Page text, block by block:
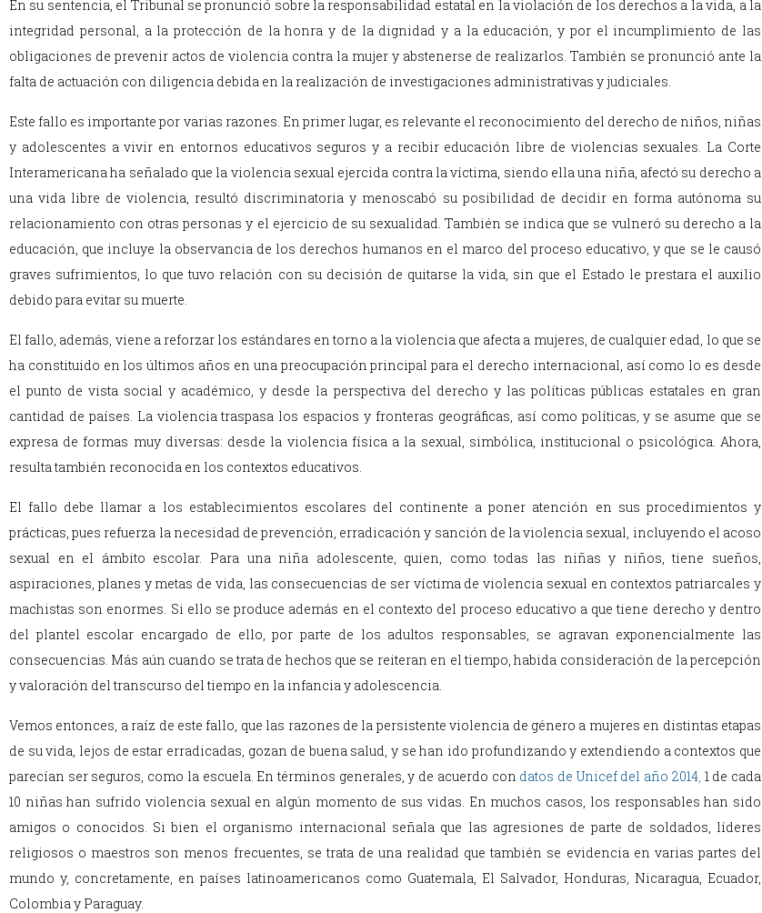
En su sentencia, el Tribunal se pronunció sobre la responsabilidad estatal en la violación de los derechos a la vida, a la
integridad personal, a la protección de la honra y de la dignidad y a la educación, y por el incumplimiento de las
obligaciones de prevenir actos de violencia contra la mujer y abstenerse de realizarlos. También se pronunció ante la
falta de actuación con diligencia debida en la realización de investigaciones administrativas y judiciales.
Este fallo es importante por varias razones. En primer lugar, es relevante el reconocimiento del derecho de niños, niñas
y adolescentes a vivir en entornos educativos seguros y a recibir educación libre de violencias sexuales. La Corte
Interamericana ha señalado que la violencia sexual ejercida contra la víctima, siendo ella una niña, afectó su derecho a
una vida libre de violencia, resultó discriminatoria y menoscabó su posibilidad de decidir en forma autónoma su
relacionamiento con otras personas y el ejercicio de su sexualidad. También se indica que se vulneró su derecho a la
educación, que incluye la observancia de los derechos humanos en el marco del proceso educativo, y que se le causó
graves sufrimientos, lo que tuvo relación con su decisión de quitarse la vida, sin que el Estado le prestara el auxilio
debido para evitar su muerte.
El fallo, además, viene a reforzar los estándares en torno a la violencia que afecta a mujeres, de cualquier edad, lo que se
ha constituido en los últimos años en una preocupación principal para el derecho internacional, así como lo es desde
el punto de vista social y académico, y desde la perspectiva del derecho y las políticas públicas estatales en gran
cantidad de países. La violencia traspasa los espacios y fronteras geográficas, así como políticas, y se asume que se
expresa de formas muy diversas: desde la violencia física a la sexual, simbólica, institucional o psicológica. Ahora,
resulta también reconocida en los contextos educativos.
El fallo debe llamar a los establecimientos escolares del continente a poner atención en sus procedimientos y
prácticas, pues refuerza la necesidad de prevención, erradicación y sanción de la violencia sexual, incluyendo el acoso
sexual en el ámbito escolar. Para una niña adolescente, quien, como todas las niñas y niños, tiene sueños,
aspiraciones, planes y metas de vida, las consecuencias de ser víctima de violencia sexual en contextos patriarcales y
machistas son enormes. Si ello se produce además en el contexto del proceso educativo a que tiene derecho y dentro
del plantel escolar encargado de ello, por parte de los adultos responsables, se agravan exponencialmente las
consecuencias. Más aún cuando se trata de hechos que se reiteran en el tiempo, habida consideración de la percepción
y valoración del transcurso del tiempo en la infancia y adolescencia.
Vemos entonces, a raíz de este fallo, que las razones de la persistente violencia de género a mujeres en distintas etapas
de su vida, lejos de estar erradicadas, gozan de buena salud, y se han ido profundizando y extendiendo a contextos que
parecían ser seguros, como la escuela. En términos generales, y de acuerdo con datos de Unicef del año 2014, 1 de cada
10 niñas han sufrido violencia sexual en algún momento de sus vidas. En muchos casos, los responsables han sido
amigos o conocidos. Si bien el organismo internacional señala que las agresiones de parte de soldados, líderes
religiosos o maestros son menos frecuentes, se trata de una realidad que también se evidencia en varias partes del
mundo y, concretamente, en países latinoamericanos como Guatemala, El Salvador, Honduras, Nicaragua, Ecuador,
Colombia y Paraguay.